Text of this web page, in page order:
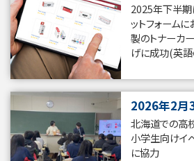
2025年下半期
ットフォームに
製のトナーカ
げに成功(英
2026年2月
北海道での高
小学生向けイ
に協力